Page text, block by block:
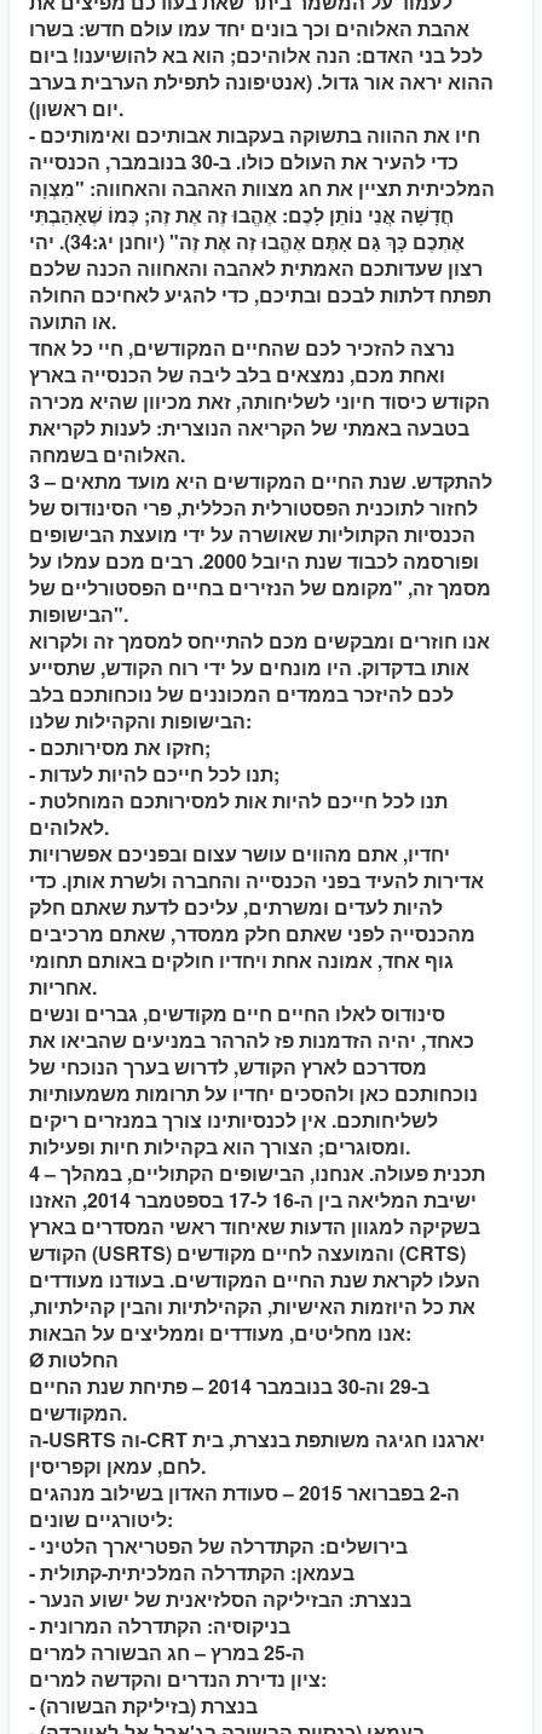
אהבת האלוהים וכך בונים יחד עמו עולם חדש: בשרו
לכל בני האדם: הנה אלוהיכם; הוא בא להושיענו! ביום
ההוא יראה אור גדול. (אנטיפונה לתפילת הערבית בערב
יום ראשון).
- חיו את ההווה בתשוקה בעקבות אבותיכם ואימותיכם
כדי להעיר את העולם כולו. ב-30 בנובמבר, הכנסייה
המלכיתית תציין את חג מצוות האהבה והאחווה: "מִצְוָה
חֲדָשָׁה אֲנִי נוֹתֵן לָכֶם: אֶהֱבוּ זֶה אֶת זֶה; כְּמוֹ שֶׁאָהַבְתִּי
אֶתְכֶם כָּךְ גַּם אַתֶּם אֶהֱבוּ זֶה אֶת זֶה" (יוחנן יג:34). יהי
רצון שעדותכם האמתית לאהבה והאחווה הכנה שלכם
תפתח דלתות לבכם ובתיכם, כדי להגיע לאחיכם החולה
או התועה.
נרצה להזכיר לכם שהחיים המקודשים, חיי כל אחד
ואחת מכם, נמצאים בלב ליבה של הכנסייה בארץ
הקודש כיסוד חיוני לשליחותה, זאת מכיוון שהיא מכירה
בטבעה באמתי של הקריאה הנוצרית: לענות לקריאת
האלוהים בשמחה.
3 – להתקדש. שנת החיים המקודשים היא מועד מתאים
לחזור לתוכנית הפסטורלית הכללית, פרי הסינודוס של
הכנסיות הקתוליות שאושרה על ידי מועצת הבישופים
ופורסמה לכבוד שנת היובל 2000. רבים מכם עמלו על
מסמך זה, "מקומם של הנזירים בחיים הפסטורליים של
הבישופות".
אנו חוזרים ומבקשים מכם להתייחס למסמך זה ולקרוא
אותו בדקדוק. היו מונחים על ידי רוח הקודש, שתסייע
לכם להיזכר בממדים המכוננים של נוכחותכם בלב
הבישופות והקהילות שלנו:
- חזקו את מסירותכם;
- תנו לכל חייכם להיות לעדות;
- תנו לכל חייכם להיות אות למסירותכם המוחלטת
לאלוהים.
יחדיו, אתם מהווים עושר עצום ובפניכם אפשרויות
אדירות להעיד בפני הכנסייה והחברה ולשרת אותן. כדי
להיות לעדים ומשרתים, עליכם לדעת שאתם חלק
מהכנסייה לפני שאתם חלק ממסדר, שאתם מרכיבים
גוף אחד, אמונה אחת ויחדיו חולקים באותם תחומי
אחריות.
סינודוס לאלו החיים חיים מקודשים, גברים ונשים
כאחד, יהיה הזדמנות פז להרהר במניעים שהביאו את
מסדרכם לארץ הקודש, לדרוש בערך הנוכחי של
נוכחותכם כאן ולהסכים יחדיו על תרומות משמעותיות
לשליחותכם. אין לכנסיותינו צורך במנזרים ריקים
ומסוגרים; הצורך הוא בקהילות חיות ופעילות.
4 – תכנית פעולה. אנחנו, הבישופים הקתוליים, במהלך
ישיבת המליאה בין ה-16 ל-17 בספטמבר 2014, האזנו
בשקיקה למגוון הדעות שאיחוד ראשי המסדרים בארץ
הקודש (USRTS) והמועצה לחיים מקודשים (CRTS)
העלו לקראת שנת החיים המקודשים. בעודנו מעודדים
את כל היוזמות האישיות, הקהילתיות והבין קהילתיות,
אנו מחליטים, מעודדים וממליצים על הבאות:
Ø החלטות
ב-29 וה-30 בנובמבר 2014 – פתיחת שנת החיים
המקודשים.
ה-USRTS וה-CRT יארגנו חגיגה משותפת בנצרת, בית
לחם, עמאן וקפריסין.
ה-2 בפברואר 2015 – סעודת האדון בשילוב מנהגים
ליטורגיים שונים:
- בירושלים: הקתדרלה של הפטריארך הלטיני
- בעמאן: הקתדרלה המלכיתית-קתולית
- בנצרת: הבזיליקה הסלזיאנית של ישוע הנער
- בניקוסיה: הקתדרלה המרונית
ה-25 במרץ – חג הבשורה למרים
ציון נדירת הנדרים והקדשה למרים:
- בנצרת (בזיליקת הבשורה)